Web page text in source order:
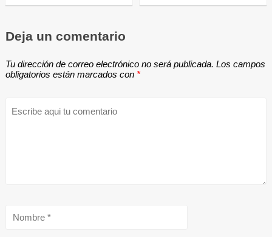
Deja un comentario
Tu dirección de correo electrónico no será publicada. Los campos
obligatorios están marcados con *